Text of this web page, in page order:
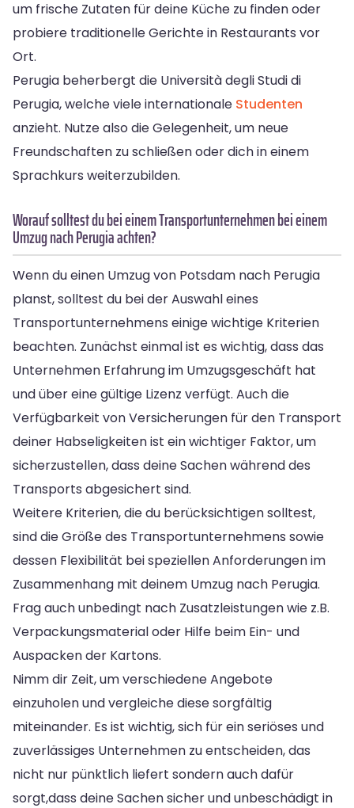
um frische Zutaten für deine Küche zu finden oder
probiere traditionelle Gerichte in Restaurants vor
Ort.
Perugia beherbergt die Università degli Studi di
Perugia, welche viele internationale Studenten
anzieht. Nutze also die Gelegenheit, um neue
Freundschaften zu schließen oder dich in einem
Sprachkurs weiterzubilden.
Worauf solltest du bei einem Transportunternehmen bei einem
Umzug nach Perugia achten?
Wenn du einen Umzug von Potsdam nach Perugia
planst, solltest du bei der Auswahl eines
Transportunternehmens einige wichtige Kriterien
beachten. Zunächst einmal ist es wichtig, dass das
Unternehmen Erfahrung im Umzugsgeschäft hat
und über eine gültige Lizenz verfügt. Auch die
Verfügbarkeit von Versicherungen für den Transport
deiner Habseligkeiten ist ein wichtiger Faktor, um
sicherzustellen, dass deine Sachen während des
Transports abgesichert sind.
Weitere Kriterien, die du berücksichtigen solltest,
sind die Größe des Transportunternehmens sowie
dessen Flexibilität bei speziellen Anforderungen im
Zusammenhang mit deinem Umzug nach Perugia.
Frag auch unbedingt nach Zusatzleistungen wie z.B.
Verpackungsmaterial oder Hilfe beim Ein- und
Auspacken der Kartons.
Nimm dir Zeit, um verschiedene Angebote
einzuholen und vergleiche diese sorgfältig
miteinander. Es ist wichtig, sich für ein seriöses und
zuverlässiges Unternehmen zu entscheiden, das
nicht nur pünktlich liefert sondern auch dafür
sorgt,dass deine Sachen sicher und unbeschädigt in